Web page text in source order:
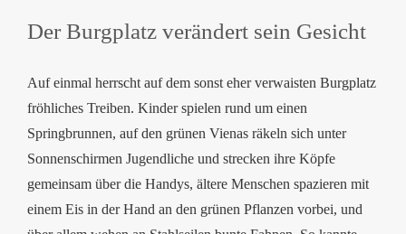
Der Burgplatz verändert sein Gesicht
Auf einmal herrscht auf dem sonst eher verwaisten Burgplatz
fröhliches Treiben. Kinder spielen rund um einen
Springbrunnen, auf den grünen Vienas räkeln sich unter
Sonnenschirmen Jugendliche und strecken ihre Köpfe
gemeinsam über die Handys, ältere Menschen spazieren mit
einem Eis in der Hand an den grünen Pflanzen vorbei, und